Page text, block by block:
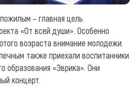
– главная цель
«От всей души». Особенно
возраста внимание молодежи.
также приехали воспитанники
образования «Эврика». Они
концерт.